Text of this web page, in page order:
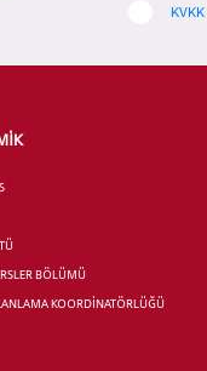
KVKK
BÖLÜMÜ
KOORDİNATÖRLÜĞÜ